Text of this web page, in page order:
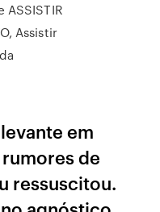
Assistir
em
de
ressuscitou.